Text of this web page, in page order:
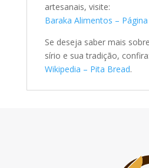
artesanais, visite:
Baraka Alimentos –
Se deseja saber mais
sírio e sua tradição, confira:
Wikipedia – Pita Bread.